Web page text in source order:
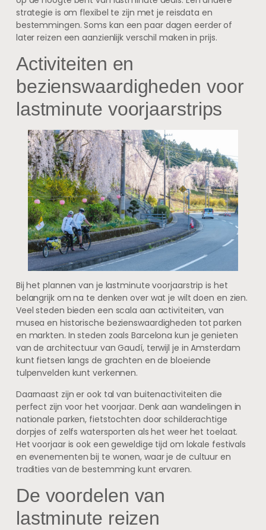
strategie is om flexibel te zijn met je reisdata en
bestemmingen. Soms kan een paar dagen eerder of
later reizen een aanzienlijk verschil maken in prijs.
Activiteiten en
bezienswaardigheden voor
lastminute voorjaarstrips
Bij het plannen van je lastminute voorjaarstrip is het
belangrijk om na te denken over wat je wilt doen en zien.
Veel steden bieden een scala aan activiteiten, van
musea en historische bezienswaardigheden tot parken
en markten. In steden zoals Barcelona kun je genieten
van de architectuur van Gaudí, terwijl je in Amsterdam
kunt fietsen langs de grachten en de bloeiende
tulpenvelden kunt verkennen.
Daarnaast zijn er ook tal van buitenactiviteiten die
perfect zijn voor het voorjaar. Denk aan wandelingen in
nationale parken, fietstochten door schilderachtige
dorpjes of zelfs watersporten als het weer het toelaat.
Het voorjaar is ook een geweldige tijd om lokale festivals
en evenementen bij te wonen, waar je de cultuur en
tradities van de bestemming kunt ervaren.
De voordelen van
lastminute reizen